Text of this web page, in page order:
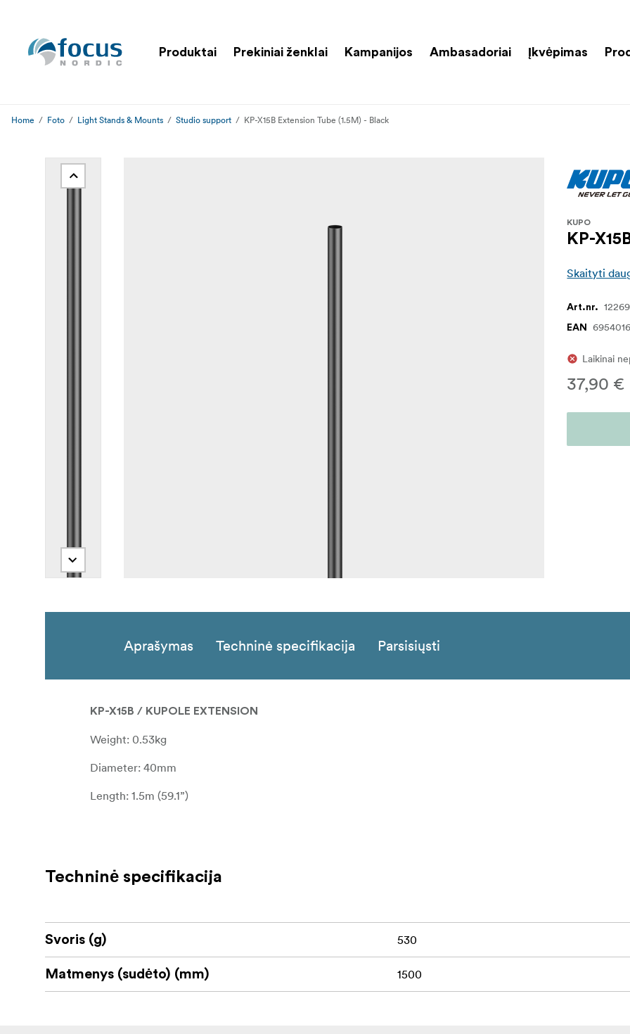
Produktai Prekiniai ženklai Kampanijos Ambasadoriai Įkvėpimas
Home Foto Light Stands & Mounts Studio support KP-X15B Extension Tube (1.5M) - Black
KUPO
KP-
Skaityti
Art.nr.
EAN
Laikinai
37,90 €
Aprašymas Techninė specifikacija Parsisiųsti
KP-X15B / KUPOLE EXTENSION
Weight: 0.53kg
Diameter: 40mm
Length: 1.5m (59.1”)
Techninė specifikacija
Svoris (g) 530
Matmenys (sudėto) (mm) 1500